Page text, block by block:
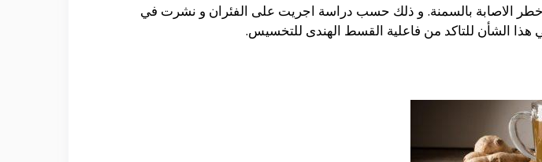
الاصابة بالسمنة. و ذلك حسب دراسة اجريت على الفئران و نشرت في